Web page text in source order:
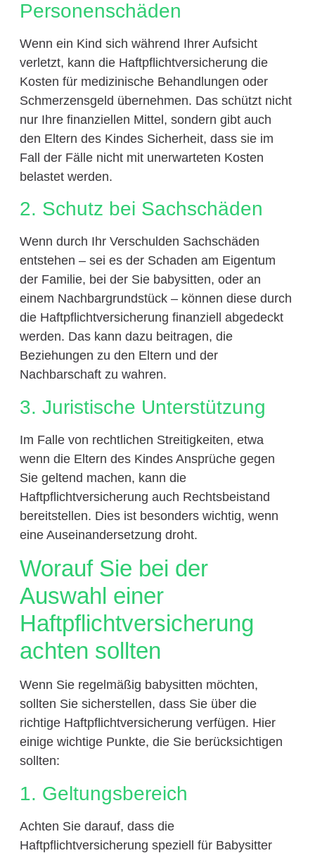
Personenschäden
Wenn ein Kind sich während Ihrer Aufsicht
verletzt, kann die Haftpflichtversicherung die
Kosten für medizinische Behandlungen oder
Schmerzensgeld übernehmen. Das schützt nicht
nur Ihre finanziellen Mittel, sondern gibt auch
den Eltern des Kindes Sicherheit, dass sie im
Fall der Fälle nicht mit unerwarteten Kosten
belastet werden.
2. Schutz bei Sachschäden
Wenn durch Ihr Verschulden Sachschäden
entstehen – sei es der Schaden am Eigentum
der Familie, bei der Sie babysitten, oder an
einem Nachbargrundstück – können diese durch
die Haftpflichtversicherung finanziell abgedeckt
werden. Das kann dazu beitragen, die
Beziehungen zu den Eltern und der
Nachbarschaft zu wahren.
3. Juristische Unterstützung
Im Falle von rechtlichen Streitigkeiten, etwa
wenn die Eltern des Kindes Ansprüche gegen
Sie geltend machen, kann die
Haftpflichtversicherung auch Rechtsbeistand
bereitstellen. Dies ist besonders wichtig, wenn
eine Auseinandersetzung droht.
Worauf Sie bei der
Auswahl einer
Haftpflichtversicherung
achten sollten
Wenn Sie regelmäßig babysitten möchten,
sollten Sie sicherstellen, dass Sie über die
richtige Haftpflichtversicherung verfügen. Hier
einige wichtige Punkte, die Sie berücksichtigen
sollten:
1. Geltungsbereich
Achten Sie darauf, dass die
Haftpflichtversicherung speziell für Babysitter